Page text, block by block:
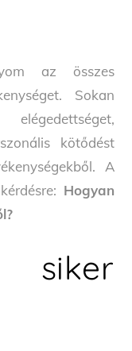
az összes
Sokan
kötődést
A
Hogyan
siker